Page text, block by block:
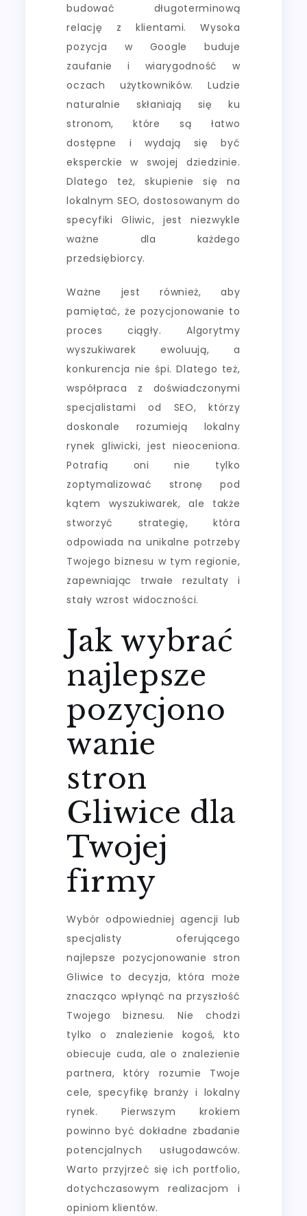
budować długoterminową
relację z klientami. Wysoka
pozycja w Google buduje
zaufanie i wiarygodność w
oczach użytkowników. Ludzie
naturalnie skłaniają się ku
stronom, które są łatwo
dostępne i wydają się być
eksperckie w swojej dziedzinie.
Dlatego też, skupienie się na
lokalnym SEO, dostosowanym do
specyfiki Gliwic, jest niezwykle
ważne dla każdego
przedsiębiorcy.
Ważne jest również, aby
pamiętać, że pozycjonowanie to
proces ciągły. Algorytmy
wyszukiwarek ewoluują, a
konkurencja nie śpi. Dlatego też,
współpraca z doświadczonymi
specjalistami od SEO, którzy
doskonale rozumieją lokalny
rynek gliwicki, jest nieoceniona.
Potrafią oni nie tylko
zoptymalizować stronę pod
kątem wyszukiwarek, ale także
stworzyć strategię, która
odpowiada na unikalne potrzeby
Twojego biznesu w tym regionie,
zapewniając trwałe rezultaty i
stały wzrost widoczności.
Jak wybrać
najlepsze
pozycjono
wanie
stron
Gliwice dla
Twojej
firmy
Wybór odpowiedniej agencji lub
specjalisty oferującego
najlepsze pozycjonowanie stron
Gliwice to decyzja, która może
znacząco wpłynąć na przyszłość
Twojego biznesu. Nie chodzi
tylko o znalezienie kogoś, kto
obiecuje cuda, ale o znalezienie
partnera, który rozumie Twoje
cele, specyfikę branży i lokalny
rynek. Pierwszym krokiem
powinno być dokładne zbadanie
potencjalnych usługodawców.
Warto przyjrzeć się ich portfolio,
dotychczasowym realizacjom i
opiniom klientów.